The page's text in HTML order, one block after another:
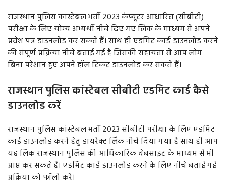
राजस्थान पुलिस कांस्टेबल भर्ती 2023 कंप्यूटर आधारित (सीबीटी)
परीक्षा के लिए योग्य अभ्यर्थी नीचे दिए गए लिंक के माध्यम से अपने
प्रवेश पत्र डाउनलोड कर सकते हैं। साथ ही एडमिट कार्ड डाउनलोड करने
की संपूर्ण प्रक्रिया नीचे बताई गई है जिसकी सहायता से आप लोग
बिना परेशान हुए अपने हॉल टिकट डाउनलोड कर सकते हैं।
राजस्थान पुलिस कांस्टेबल सीबीटी एडमिट कार्ड कैसे
डाउनलोड करें
राजस्थान पुलिस कांस्टेबल भर्ती 2023 सीबीटी परीक्षा के लिए एडमिट
कार्ड डाउनलोड करने हेतु डायरेक्ट लिंक नीचे दिया गया है साथ ही आप
यह लिंक राजस्थान पुलिस की आधिकारिक वेबसाइट के माध्यम से भी
प्राप्त कर सकते हैं। एडमिट कार्ड डाउनलोड करने के लिए नीचे बताई गई
प्रक्रिया को फॉलो करें।